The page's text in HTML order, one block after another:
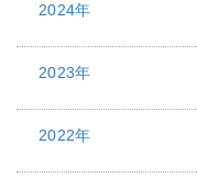
2024年
2023年
2022年